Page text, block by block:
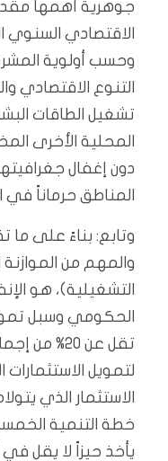
جوهرية أهمها
الاقتصادي السنوي
وحسب أولوية
التنوع الاقتصادي
تشغيل الطاقات
المحلية الأخرى
دون إغفال
المناطق حرماناً في
وتابع: بناءً على ما
والمهم من الموازنة
التشغيلية)، هو
الحكومي وسبل
تقل عن 20%
لتمويل
الاستثمار الذي
خطة التنمية
يأخذ حيزاً لا يقل